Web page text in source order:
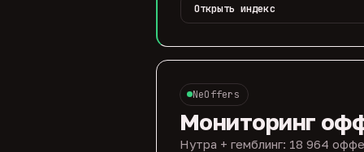
Открыть индекс
NeOffers
Мониторинг
Нутра + гемблинг: 18 964